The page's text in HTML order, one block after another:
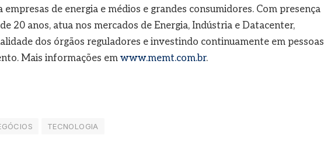
de energia e médios e grandes consumidores. Com presença
20 anos, atua nos mercados de Energia, Indústria e Datacenter,
dos órgãos reguladores e investindo continuamente em pessoas
Mais informações emwww.memt.com.br.
TECNOLOGIA